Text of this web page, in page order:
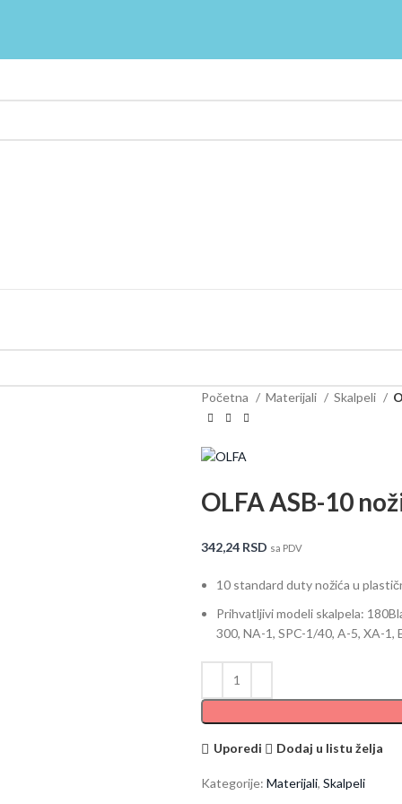
Početna Materijali Skalpeli
OLFA ASB-10
342,24 RSD sa PDV
10 standard duty nožića u
Prihvatljivi modeli skalpela:
300, NA-1, SPC-1/40, A-5, XA-1,
Uporedi Dodaj u listu želja
Kategorije: Materijali, Skalpeli